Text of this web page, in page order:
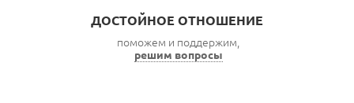
ДОСТОЙНОЕ ОТНОШЕНИЕ
поможем и поддержим,
решим вопросы